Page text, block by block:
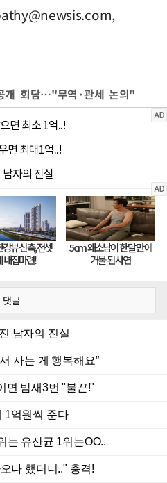
,
개 회담…"무역·관세 논의"
댓글